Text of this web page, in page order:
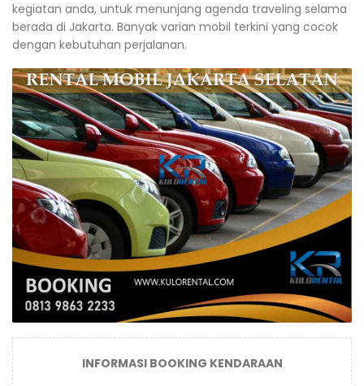
kegiatan anda, untuk menunjang agenda traveling selama
berada di Jakarta. Banyak varian mobil terkini yang cocok
dengan kebutuhan perjalanan.
INFORMASI BOOKING KENDARAAN